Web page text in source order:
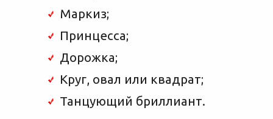
Маркиз;
Принцесса;
Дорожка;
Круг, овал или квадрат;
Танцующий бриллиант.